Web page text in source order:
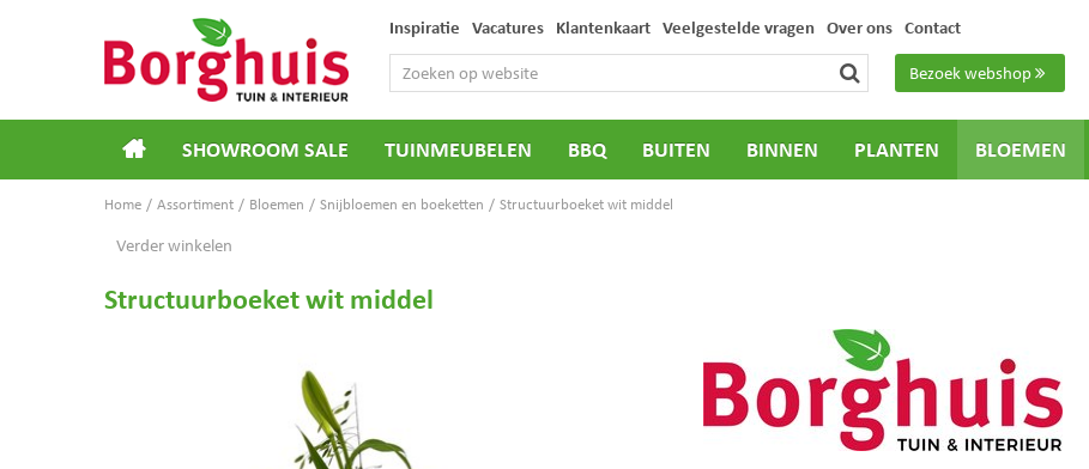
Home Assortiment Bloemen Snijbloemen en boeketten Structuurboeket wit middel
Bezoek webshop
Inspiratie Vacatures Klantenkaart Veelgestelde vragen Over ons Contact
SHOWROOM SALE TUINMEUBELEN BBQ BUITEN BINNEN PLANTEN BLOEMEN
Verder winkelen
Structuurboeket wit middel